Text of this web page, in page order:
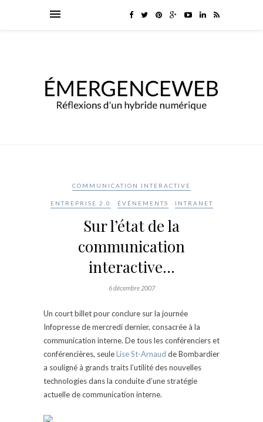
COMMUNICATION INTERACTIVE
ENTREPRISE 2.0 ÉVÉNEMENTS INTRANET
Sur l’état de la
communication
interactive…
6 décembre 2007
Un court billet pour conclure sur la journée
Infopresse de mercredi dernier, consacrée à la
communication interne. De tous les conférenciers et
conférencières, seuleLise St-Arnaud de Bombardier
a souligné à grands traits l’utilité des nouvelles
technologies dans la conduite d’une stratégie
actuelle de communication interne.